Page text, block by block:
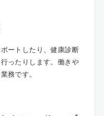
ートしたり、健康診断
ったりします。働きや
務です。